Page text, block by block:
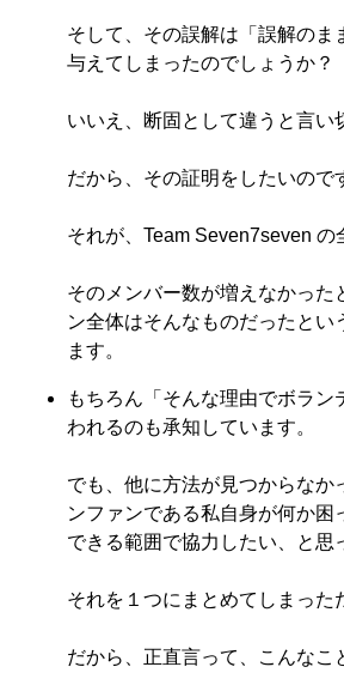
そして、その誤解は「誤解のま
与えてしまったのでしょうか？
いいえ、断固として違うと言い
だから、その証明をしたいので
それが、Team Seven7seven の
そのメンバー数が増えなかった
ン全体はそんなものだったとい
ます。
もちろん「そんな理由でボラン
われるのも承知しています。
でも、他に方法が見つからなか
ンファンである私自身が何か困
できる範囲で協力したい、と思
それを１つにまとめてしまった
だから、正直言って、こんなこ